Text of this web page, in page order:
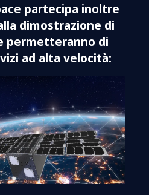
partecipa inoltre
dimostrazione di
permetteranno di
ad alta velocità: